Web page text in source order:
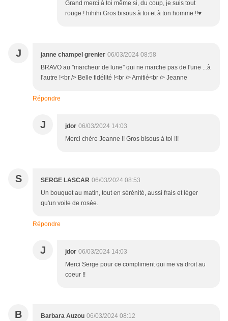
Grand merci à toi même si, du coup, je suis tout
rouge ! hihihi Gros bisous à toi et à ton homme !!♥
J janne champel grenier 06/03/2024 08:58
BRAVO au ''marcheur de lune'' qui ne marche pas de l'une ...à
l'autre !<br /> Belle fidélité !<br /> Amitié<br /> Jeanne
Répondre
J jdor 06/03/2024 14:03
Merci chère Jeanne !! Gros bisous à toi !!!
S SERGE LASCAR 06/03/2024 08:53
Un bouquet au matin, tout en sérénité, aussi frais et léger
qu'un voile de rosée.
Répondre
J jdor 06/03/2024 14:03
Merci Serge pour ce compliment qui me va droit au
coeur !!
B Barbara Auzou 06/03/2024 08:12